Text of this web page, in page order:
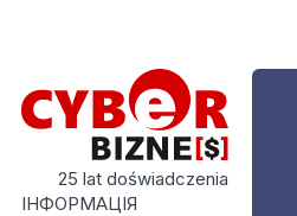
25 lat doświadczenia
ІНФОРМАЦІЯ